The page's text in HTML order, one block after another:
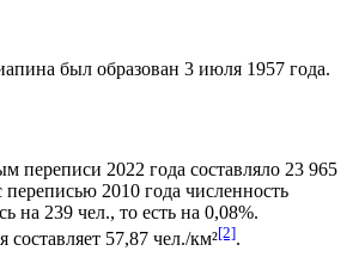
был образован 3 июля 1957 года.
переписи 2022 года составляло 23 965
2010 года численность
на 239 чел., то есть на 0,08%.
составляет 57,87 чел./км²[2].